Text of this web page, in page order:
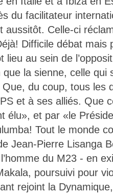
du facilitateur
aussitôt. Celle-ci
Difficile débat mais
lieu au sein de
que la sienne, celle
du coup, tous les
et à ses alliés. Que
élu», et par «le
Tout le monde
Jean-Pierre Lisanga
du M23 - en
poursuivi pour
rejoint la